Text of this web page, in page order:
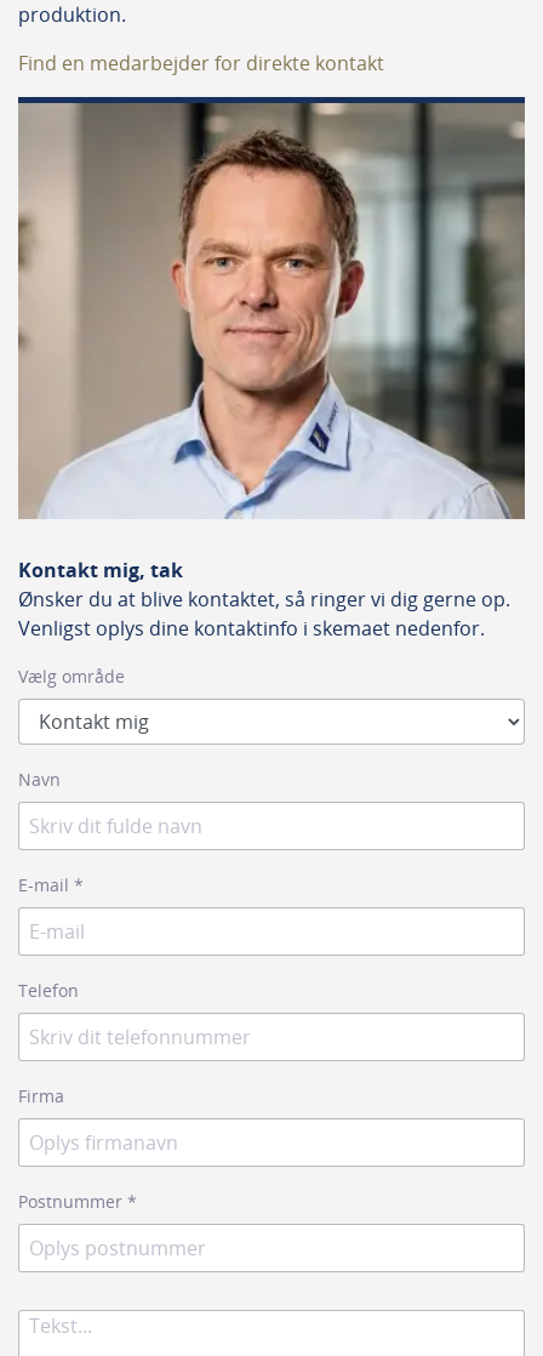
produktion.
Find en medarbejder for direkte kontakt
Kontakt mig, tak
Ønsker du at blive kontaktet, så ringer vi dig gerne op.
Venligst oplys dine kontaktinfo i skemaet nedenfor.
Vælg område
Navn
E-mail *
Telefon
Firma
Postnummer *